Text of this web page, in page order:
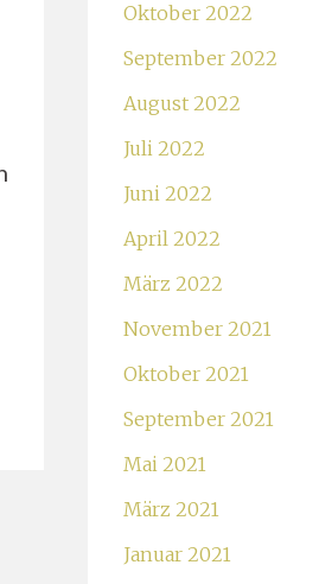
Oktober 2022
September 2022
August 2022
Juli 2022
Juni 2022
April 2022
März 2022
November 2021
Oktober 2021
September 2021
Mai 2021
März 2021
Januar 2021